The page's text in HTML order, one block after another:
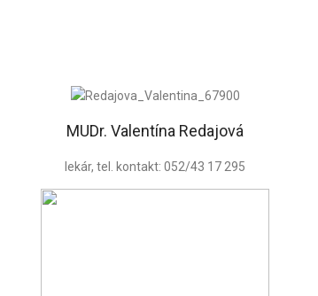
MUDr. Valentína Redajová
lekár, tel. kontakt: 052/43 17 295